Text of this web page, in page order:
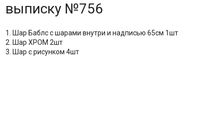
выписку №756
1. Шар Баблс с шарами внутри и надписью 65см 1шт
2. Шар ХРОМ 2шт
3. Шар с рисунком 4шт